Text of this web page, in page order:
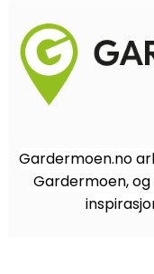
Gardermoen.no
Gardermoen,